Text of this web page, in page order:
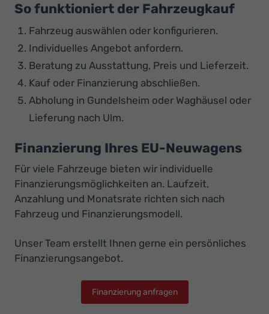
So funktioniert der Fahrzeugkauf
Fahrzeug auswählen oder konfigurieren.
Individuelles Angebot anfordern.
Beratung zu Ausstattung, Preis und Lieferzeit.
Kauf oder Finanzierung abschließen.
Abholung in Gundelsheim oder Waghäusel oder
Lieferung nach Ulm.
Finanzierung Ihres EU-Neuwagens
Für viele Fahrzeuge bieten wir individuelle
Finanzierungsmöglichkeiten an. Laufzeit,
Anzahlung und Monatsrate richten sich nach
Fahrzeug und Finanzierungsmodell.
Unser Team erstellt Ihnen gerne ein persönliches
Finanzierungsangebot.
Finanzierung anfragen